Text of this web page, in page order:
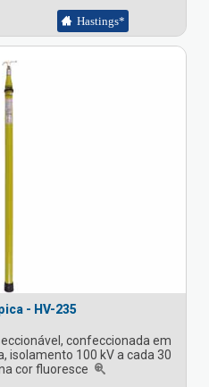
Hastings*
- HV-235
confeccionada em
isolamento 100 kV a cada 30
cor fluoresce